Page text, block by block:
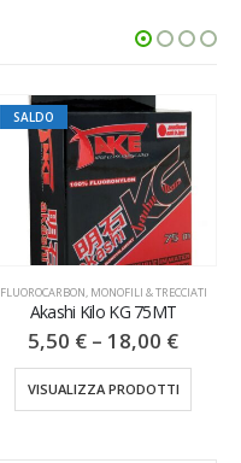
SALDO
FLUOROCARBON, MONOFILI & TRECCIATI
Akashi Kilo KG 75MT
5,50 € – 18,00 €
VISUALIZZA PRODOTTI